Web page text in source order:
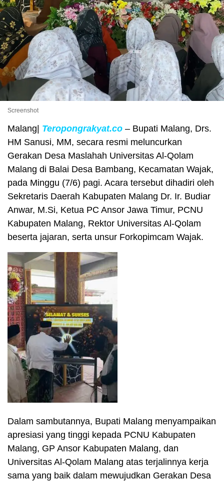
Screenshot
Malang| Teropongrakyat.co – Bupati Malang, Drs.
HM Sanusi, MM, secara resmi meluncurkan
Gerakan Desa Maslahah Universitas Al-Qolam
Malang di Balai Desa Bambang, Kecamatan Wajak,
pada Minggu (7/6) pagi. Acara tersebut dihadiri oleh
Sekretaris Daerah Kabupaten Malang Dr. Ir. Budiar
Anwar, M.Si, Ketua PC Ansor Jawa Timur, PCNU
Kabupaten Malang, Rektor Universitas Al-Qolam
beserta jajaran, serta unsur Forkopimcam Wajak.
Dalam sambutannya, Bupati Malang menyampaikan
apresiasi yang tinggi kepada PCNU Kabupaten
Malang, GP Ansor Kabupaten Malang, dan
Universitas Al-Qolam Malang atas terjalinnya kerja
sama yang baik dalam mewujudkan Gerakan Desa